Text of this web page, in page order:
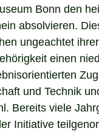
Bonn den
absolvieren.
ungeachtet
einen
und Technik
Bereits viele
Initiative